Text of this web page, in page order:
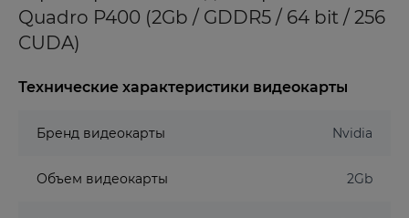
Quadro P400 (2Gb / GDDR5 / 64 bit / 256
CUDA)
Технические характеристики видеокарты
Бренд видеокарты Nvidia
Объем видеокарты 2Gb